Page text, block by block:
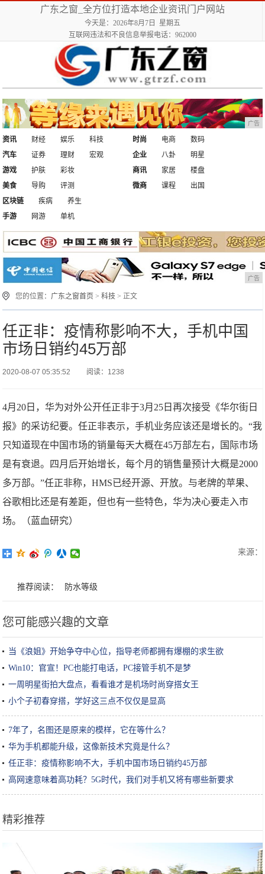
广东之窗_全方位打造本地企业资讯门户网站
今天是：2026年8月7日 星期五
互联网违法和不良信息举报电话：962000
广告
资讯 财经 娱乐
科技
汽车
证券 理财 宏观
时尚 电商
数码
企业
八卦
明星
游戏
护肤
彩妆
美食
导购 评测
商讯 家居
楼盘
微商
课程
出国
区块链
疾病
养生
手游
网游 单机
广告
您的位置： 广东之窗首页 >科技 > 正文
任正非：疫情称影响不大，手机中国
市场日销约45万部
2020-08-07 05:35:52 阅读：1238
4月20日，华为对外公开任正非于3月25日再次接受《华尔街日
报》的采访纪要。任正非表示，手机业务应该还是增长的。“我
只知道现在中国市场的销量每天大概在45万部左右，国际市场
是有衰退。四月后开始增长，每个月的销售量预计大概是2000
多万部。”任正非称，HMS已经开源、开放。与老牌的苹果、
谷歌相比还是有差距，但也有一些特色，华为决心要走入市
场。（蓝血研究）
来源：
推荐阅读： 防水等级
您可能感兴趣的文章
当《浪姐》开始争夺中心位，指导老师都拥有爆棚的求生欲
Win10：官宣！PC也能打电话，PC接管手机不是梦
一周明星街拍大盘点，看看谁才是机场时尚穿搭女王
小个子初春穿搭，学好这三点不仅仅是显高
7年了，名图还是原来的模样，它在等什么？
华为手机都能升级，这像新技术究竟是什么？
任正非：疫情称影响不大，手机中国市场日销约45万部
高网速意味着高功耗？5G时代，我们对手机又将有哪些新要求
精彩推荐